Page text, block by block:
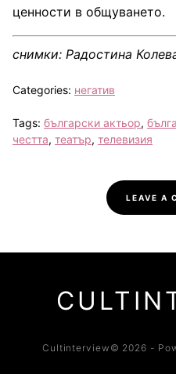
ценности в общуването.
снимки: Радостина
Categories: негатив
Tags: български актьор,
честта, театър, телевизия
LEAVE A
Cultinterview© 2026 -